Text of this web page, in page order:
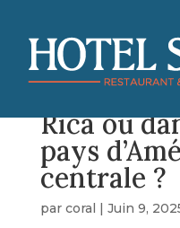
Ai-je
contre la
pour
Rica ou
pays
centrale ?
par coral | Juin 9,